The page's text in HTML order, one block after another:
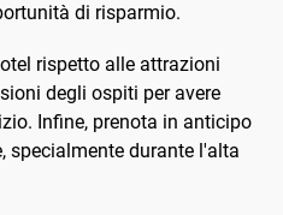
di risparmio.
rispetto alle attrazioni
degli ospiti per avere
Infine, prenota in anticipo
specialmente durante l'alta